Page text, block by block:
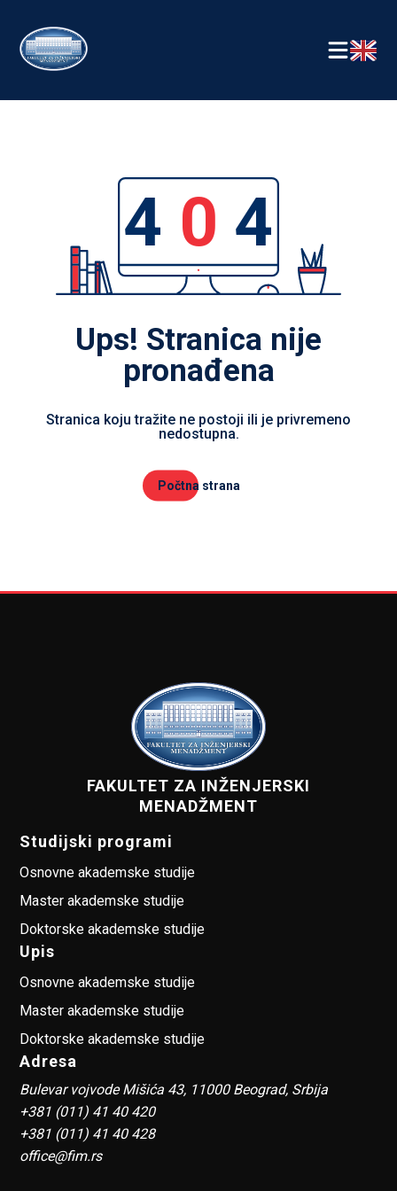
4 0 4
Ups! Stranica nije
pronađena
Stranica koju tražite ne postoji ili je privremeno
nedostupna.
Počtna strana
FAKULTET ZA INŽENJERSKI
MENADŽMENT
Studijski programi
Osnovne akademske studije
Master akademske studije
Doktorske akademske studije
Upis
Osnovne akademske studije
Master akademske studije
Doktorske akademske studije
Adresa
Bulevar vojvode Mišića 43, 11000 Beograd, Srbija
+381 (011) 41 40 420
+381 (011) 41 40 428
office@fim.rs